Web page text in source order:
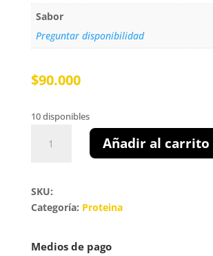
Sabor
Preguntar disponibilidad
$90.000
10 disponibles
Ripped
Proteina
cantidad
Añadir al carrito
SKU:
Categoría: Proteina
Medios de pago